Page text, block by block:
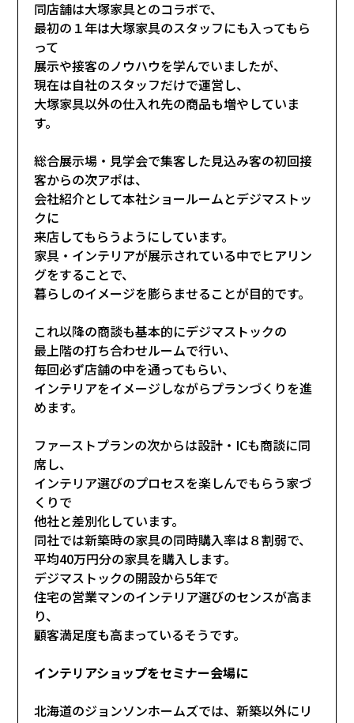
同店舗は大塚家具とのコラボで、
最初の１年は大塚家具のスタッフにも入ってもら
って
展示や接客のノウハウを学んでいましたが、
現在は自社のスタッフだけで運営し、
大塚家具以外の仕入れ先の商品も増やしていま
す。
総合展示場・見学会で集客した見込み客の初回接
客からの次アポは、
会社紹介として本社ショールームとデジマストッ
クに
来店してもらうようにしています。
家具・インテリアが展示されている中でヒアリン
グをすることで、
暮らしのイメージを膨らませることが目的です。
これ以降の商談も基本的にデジマストックの
最上階の打ち合わせルームで行い、
毎回必ず店舗の中を通ってもらい、
インテリアをイメージしながらプランづくりを進
めます。
ファーストプランの次からは設計・ICも商談に同
席し、
インテリア選びのプロセスを楽しんでもらう家づ
くりで
他社と差別化しています。
同社では新築時の家具の同時購入率は８割弱で、
平均40万円分の家具を購入します。
デジマストックの開設から5年で
住宅の営業マンのインテリア選びのセンスが高ま
り、
顧客満足度も高まっているそうです。
インテリアショップをセミナー会場に
北海道のジョンソンホームズでは、新築以外にリ